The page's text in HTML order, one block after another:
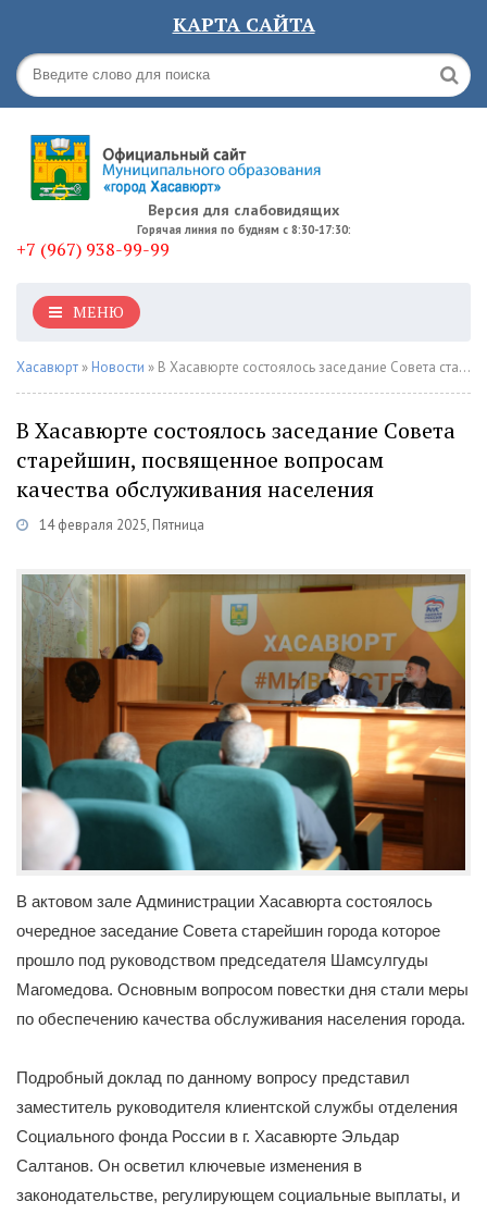
КАРТА САЙТА
Версия для слабовидящих
Горячая линия по будням с 8:30-17:30:
+7 (967) 938-99-99
МЕНЮ
Хасавюрт » Новости » В Хасавюрте состоялось заседание Совета старейшин, посвященное вопросам качества обслуживания населения
В Хасавюрте состоялось заседание Совета
старейшин, посвященное вопросам
качества обслуживания населения
14 февраля 2025, Пятница
В актовом зале Администрации Хасавюрта состоялось
очередное заседание Совета старейшин города которое
прошло под руководством председателя Шамсулгуды
Магомедова. Основным вопросом повестки дня стали меры
по обеспечению качества обслуживания населения города.
Подробный доклад по данному вопросу представил
заместитель руководителя клиентской службы отделения
Социального фонда России в г. Хасавюрте Эльдар
Салтанов. Он осветил ключевые изменения в
законодательстве, регулирующем социальные выплаты, и